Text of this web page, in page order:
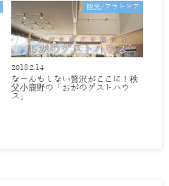
観光/アウトドア
2018.2.14
なーんもしない贅沢がここに！秩
父小鹿野の「おがのゲストハウ
ス」